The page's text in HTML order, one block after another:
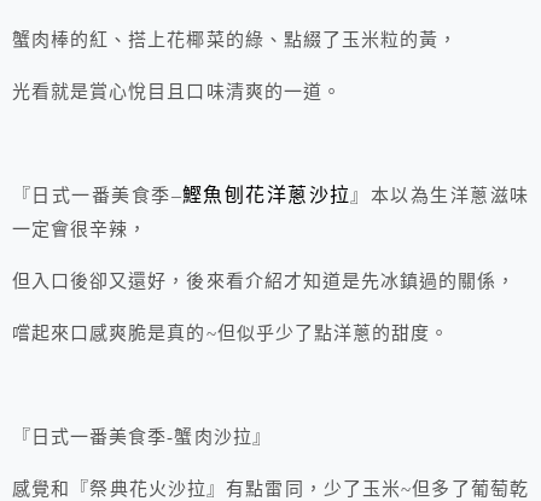
蟹肉棒的紅、搭上花椰菜的綠、點綴了玉米粒的黃，
光看就是賞心悅目且口味清爽的一道。
『日式一番美食季–鰹魚刨花洋蔥沙拉』本以為生洋蔥滋味
一定會很辛辣，
但入口後卻又還好，後來看介紹才知道是先冰鎮過的關係，
嚐起來口感爽脆是真的~但似乎少了點洋蔥的甜度。
『日式一番美食季-蟹肉沙拉』
感覺和『祭典花火沙拉』有點雷同，少了玉米~但多了葡萄乾